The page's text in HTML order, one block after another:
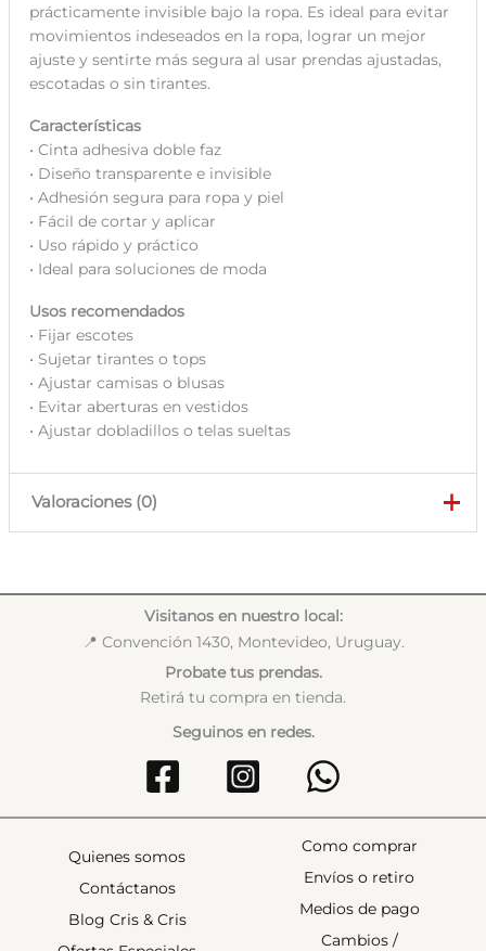
prácticamente invisible bajo la ropa. Es ideal para evitar
movimientos indeseados en la ropa, lograr un mejor
ajuste y sentirte más segura al usar prendas ajustadas,
escotadas o sin tirantes.
Características
• Cinta adhesiva doble faz
• Diseño transparente e invisible
• Adhesión segura para ropa y piel
• Fácil de cortar y aplicar
• Uso rápido y práctico
• Ideal para soluciones de moda
Usos recomendados
• Fijar escotes
• Sujetar tirantes o tops
• Ajustar camisas o blusas
• Evitar aberturas en vestidos
• Ajustar dobladillos o telas sueltas
Valoraciones (0)
Solo los usuarios registrados que hayan comprado este
producto pueden hacer una valoración.
Visitanos en nuestro local:
📍 Convención 1430, Montevideo, Uruguay.
Probate tus prendas.
Retirá tu compra en tienda.
Seguinos en redes.
Quienes somos
Contáctanos
Blog Cris & Cris
Como comprar
Envíos o retiro
Medios de pago
Cambios /